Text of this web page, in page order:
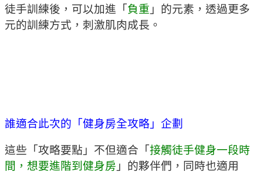
徒手訓練後，可以加進「 負重 」的元素，透過更多
元的訓練方式，刺激肌肉成長。
誰適合此次的「健身房全攻略」企劃
這些「攻略要點」不但適合「 接觸徒手健身一段時
間，想要進階到健身房 」的夥伴們，同時也適用